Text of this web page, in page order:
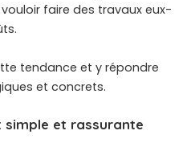
faire des travaux eux-
tendance et y répondre
et concrets.
simple et rassurante